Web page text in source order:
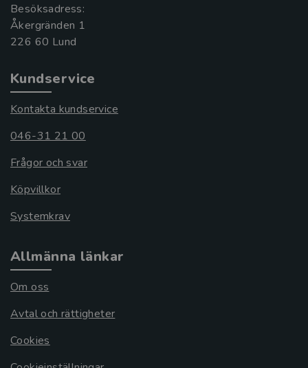
Besöksadress:
Åkergränden 1
Kundservice
Kontakta kundservice
046-31 21 00
Frågor och svar
Köpvillkor
Systemkrav
Allmänna länkar
Om oss
Avtal och rättigheter
Cookies